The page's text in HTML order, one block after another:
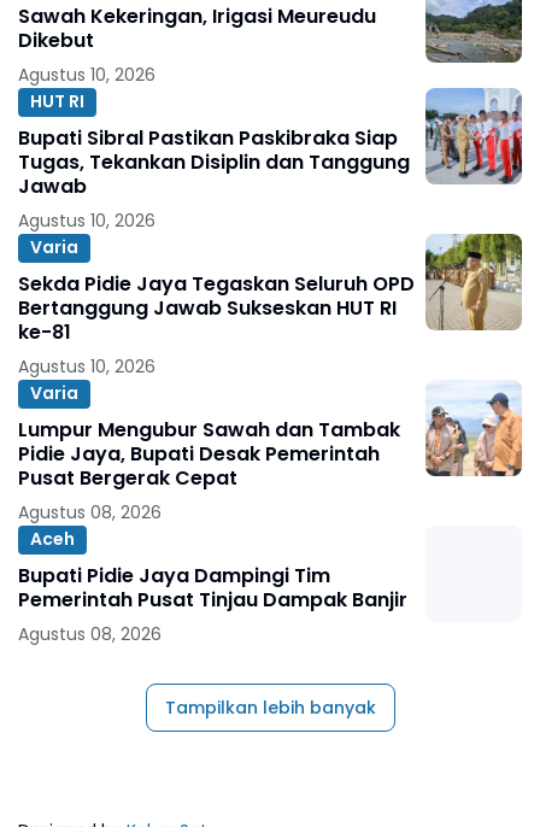
Sawah Kekeringan, Irigasi Meureudu
Dikebut
Agustus 10, 2026
HUT RI
Bupati Sibral Pastikan Paskibraka Siap
Tugas, Tekankan Disiplin dan Tanggung
Jawab
Agustus 10, 2026
Varia
Sekda Pidie Jaya Tegaskan Seluruh OPD
Bertanggung Jawab Sukseskan HUT RI
ke-81
Agustus 10, 2026
Varia
Lumpur Mengubur Sawah dan Tambak
Pidie Jaya, Bupati Desak Pemerintah
Pusat Bergerak Cepat
Agustus 08, 2026
Aceh
Bupati Pidie Jaya Dampingi Tim
Pemerintah Pusat Tinjau Dampak Banjir
Agustus 08, 2026
Tampilkan lebih banyak